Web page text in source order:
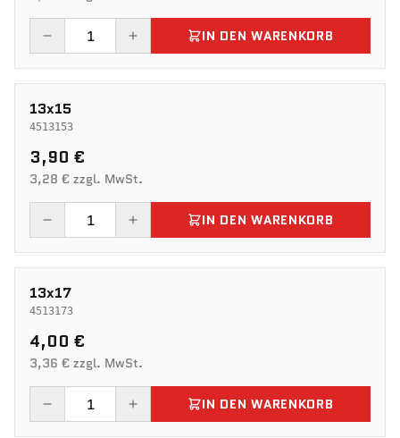
IN DEN WARENKORB
13x15
4513153
3,90 €
3,28 € zzgl. MwSt.
IN DEN WARENKORB
13x17
4513173
4,00 €
3,36 € zzgl. MwSt.
IN DEN WARENKORB